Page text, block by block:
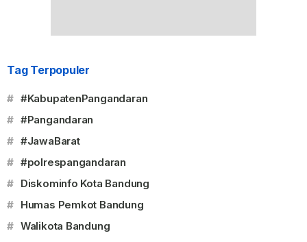
Tag Terpopuler
# #KabupatenPangandaran
# #Pangandaran
# #JawaBarat
# #polrespangandaran
# Diskominfo Kota Bandung
# Humas Pemkot Bandung
# Walikota Bandung